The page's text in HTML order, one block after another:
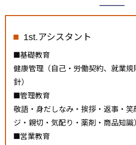
1st.アシスタント
基礎教育
健康管理（自己・労働契約、就業
針）
管理教育
敬語・身だしなみ・挨拶・返事・
ジ・親切・気配り・薬剤・商品知識
営業教育